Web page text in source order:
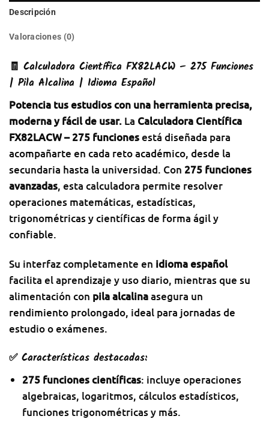
Descripción
Valoraciones (0)
🧾 Calculadora Científica FX82LACW – 275 Funciones
| Pila Alcalina | Idioma Español
Potencia tus estudios con una herramienta precisa,
moderna y fácil de usar. La Calculadora Científica
FX82LACW – 275 funcionesestá diseñada para
acompañarte en cada reto académico, desde la
secundaria hasta la universidad. Con 275 funciones
avanzadas, esta calculadora permite resolver
operaciones matemáticas, estadísticas,
trigonométricas y científicas de forma ágil y
confiable.
Su interfaz completamente en idioma español
facilita el aprendizaje y uso diario, mientras que su
alimentación con pila alcalinaasegura un
rendimiento prolongado, ideal para jornadas de
estudio o exámenes.
✅ Características destacadas:
275 funciones científicas: incluye operaciones
algebraicas, logaritmos, cálculos estadísticos,
funciones trigonométricas y más.